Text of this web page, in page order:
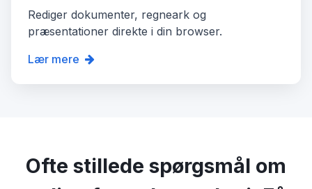
Rediger dokumenter, regneark og
præsentationer direkte i din browser.
Lær mere
Ofte stillede spørgsmål om